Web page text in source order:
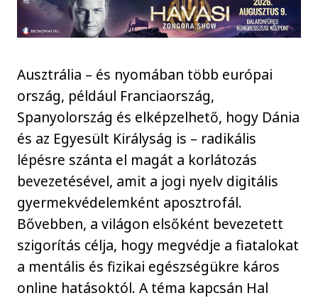
Ausztrália – és nyomában több európai
ország, például Franciaország,
Spanyolország és elképzelhető, hogy Dánia
és az Egyesült Királyság is – radikális
lépésre szánta el magát a korlátozás
bevezetésével, amit a jogi nyelv digitális
gyermekvédelemként aposztrofál.
Bővebben, a világon elsőként bevezetett
szigorítás célja, hogy megvédje a fiatalokat
a mentális és fizikai egészségükre káros
online hatásoktól. A téma kapcsán Hal